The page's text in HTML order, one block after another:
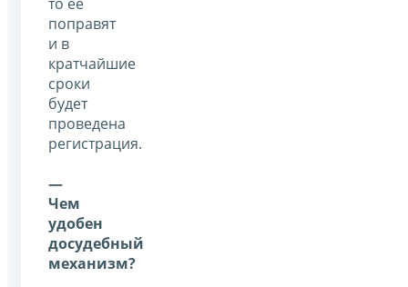
поправят
и в
кратчайшие
сроки
будет
проведена
регистрация.
—
Чем
удобен
досудебный
механизм?